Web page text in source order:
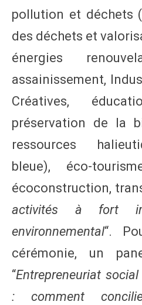
pollution et déchets
des déchets et
énergies
assainissement,
Créatives,
préservation de la
ressources
bleue), éco-
écoconstruction,
activités à fort
environnemental“.
cérémonie, un
“Entrepreneuriat
: comment